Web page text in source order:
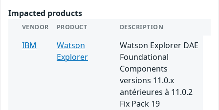
Impacted products
VENDOR PRODUCT DESCRIPTION
IBM
Watson
Explorer
Watson Explorer DAE
Foundational
Components
versions 11.0.x
antérieures à 11.0.2
Fix Pack 19